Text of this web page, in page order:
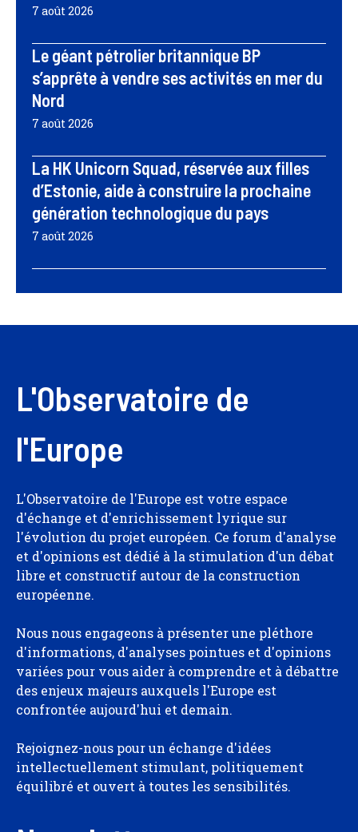
7 août 2026
Le géant pétrolier britannique BP
s’apprête à vendre ses activités en mer du
Nord
7 août 2026
La HK Unicorn Squad, réservée aux filles
d’Estonie, aide à construire la prochaine
génération technologique du pays
7 août 2026
L'Observatoire de
l'Europe
L'Observatoire de l'Europe est votre espace
d'échange et d'enrichissement lyrique sur
l'évolution du projet européen. Ce forum d'analyse
et d'opinions est dédié à la stimulation d'un débat
libre et constructif autour de la construction
européenne.
Nous nous engageons à présenter une pléthore
d'informations, d'analyses pointues et d'opinions
variées pour vous aider à comprendre et à débattre
des enjeux majeurs auxquels l'Europe est
confrontée aujourd'hui et demain.
Rejoignez-nous pour un échange d'idées
intellectuellement stimulant, politiquement
équilibré et ouvert à toutes les sensibilités.